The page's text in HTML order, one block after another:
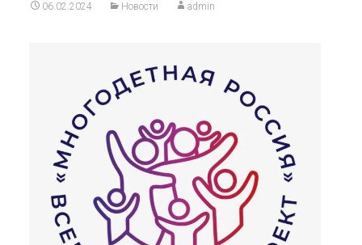
06.02.2024 Новости admin